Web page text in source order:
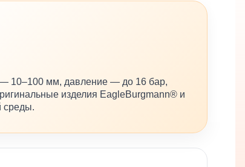
10–100 мм, давление — до 16 бар,
изделия EagleBurgmann® и
среды.